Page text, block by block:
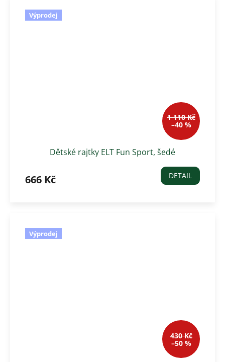
Výprodej
1 110 Kč
–40 %
Dětské rajtky ELT Fun Sport, šedé
666 Kč DETAIL
Výprodej
430 Kč
–50 %